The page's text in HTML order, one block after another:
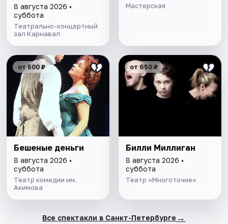
8 августа 2026 •
суббота
Театрально-концертный
зал Карнавал
Мастерская
от 500 ₽
Бешеные деньги
8 августа 2026 •
суббота
Театр комедии им.
Акимова
от 650 ₽
Билли Миллиган
8 августа 2026 •
суббота
Театр «Многоточие»
Все спектакли в Санкт-Петербурге →